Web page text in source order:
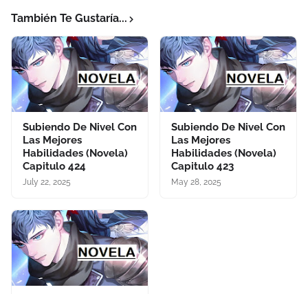
También Te Gustaría...
Subiendo De Nivel Con
Las Mejores
Habilidades (Novela)
Capitulo 424
July 22, 2025
Subiendo De Nivel Con
Las Mejores
Habilidades (Novela)
Capitulo 423
May 28, 2025